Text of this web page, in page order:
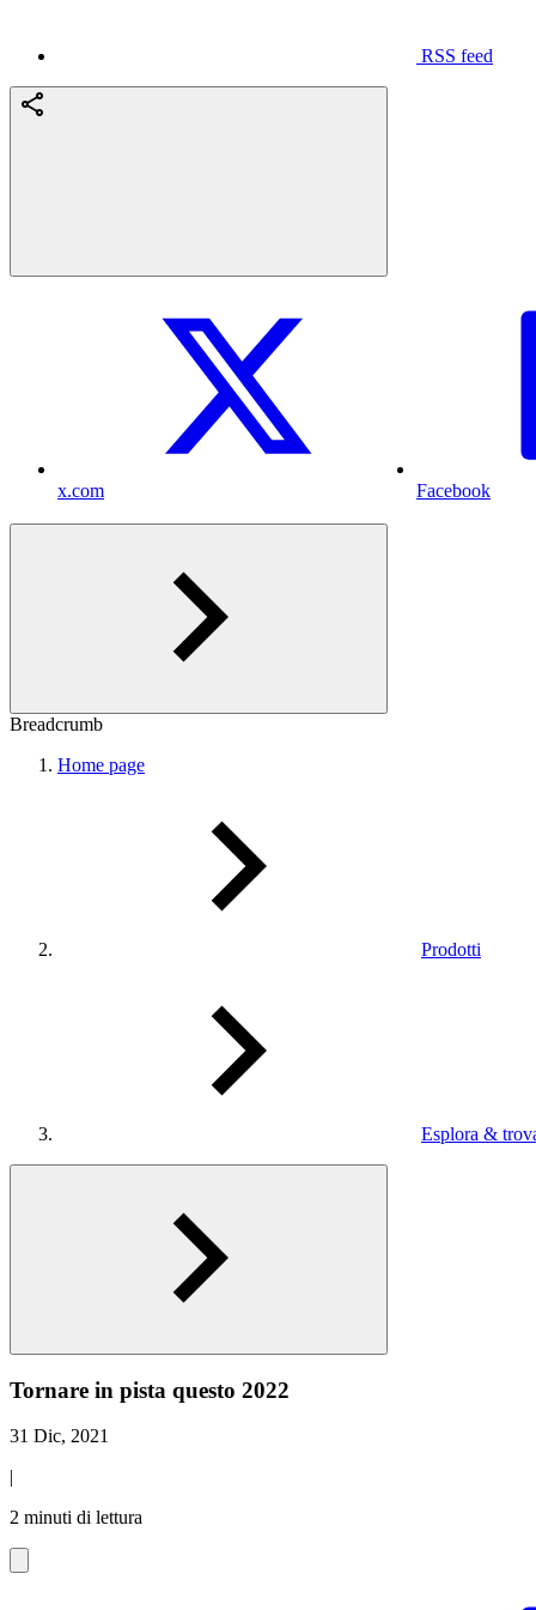
RSS feed
x.com Facebook
Breadcrumb
Home page
Prodotti
Esplora &
Tornare in pista questo 2022
31 Dic, 2021
|
2 minuti di lettura